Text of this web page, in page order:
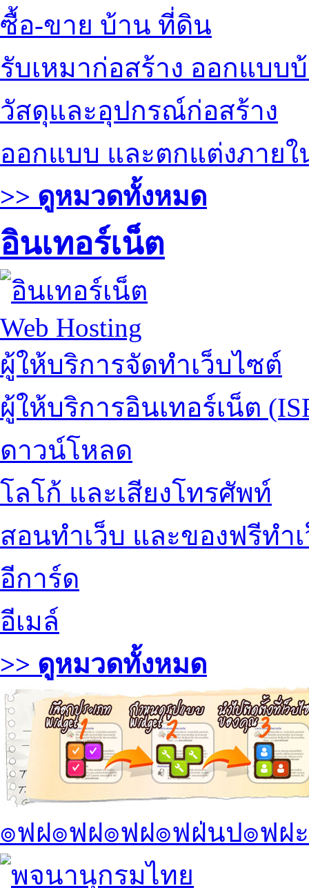
ซื้อ-ขาย บ้าน ที่ดิน
รับเหมาก่อสร้าง ออกแบบ
วัสดุและอุปกรณ์ก่อสร้าง
ออกแบบ และตกแต่งภายใ
>> ดูหมวดทั้งหมด
อินเทอร์เน็ต
Web Hosting
ผู้ให้บริการจัดทำเว็บไซต์
ผู้ให้บริการอินเทอร์เน็ต
ดาวน์โหลด
โลโก้ และเสียงโทรศัพท์
สอนทำเว็บ และของฟรีทำ
อีการ์ด
อีเมล์
>> ดูหมวดทั้งหมด
๏ฟฝ๏ฟฝ๏ฟฝ๏ฟฝ่นป๏ฟฝ